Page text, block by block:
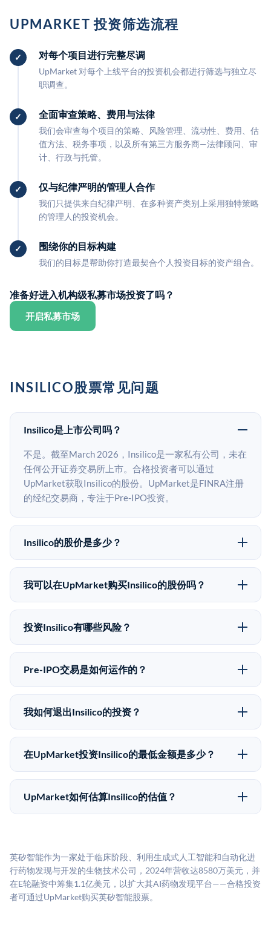
UPMARKET 投资筛选流程
对每个项目进行完整尽调
UpMarket 对每个上线平台的投资机会都进行筛选与独立尽
职调查。
全面审查策略、费用与法律
我们会审查每个项目的策略、风险管理、流动性、费用、估
值方法、税务事项，以及所有第三方服务商—法律顾问、审
计、行政与托管。
仅与纪律严明的管理人合作
我们只提供来自纪律严明、在多种资产类别上采用独特策略
的管理人的投资机会。
围绕你的目标构建
我们的目标是帮助你打造最契合个人投资目标的资产组合。
准备好进入机构级私募市场投资了吗？
开启私募市场
INSILICO股票常见问题
Insilico是上市公司吗？
不是。截至March 2026，Insilico是一家私有公司，未在
任何公开证券交易所上市。合格投资者可以通过
UpMarket获取Insilico的股份。UpMarket是FINRA注册
的经纪交易商，专注于Pre-IPO投资。
Insilico的股价是多少？
Insilico没有公开股价，因为它是一家私有公司。最近的
已知股价来自其最近一轮融资。 二级市场上的Pre-IPO
不同。
我可以在UpMarket购买Insilico的股份吗？
可以。合格投资者可以通过填写本页表单或在
upmarket.co创建账户来表达对Insilico股份的投资意向。
50,000美元。UpMarket是FINRA注册的经纪交易商，
自2019年以来已经纪超过5亿美元的另类投资。
投资Insilico有哪些风险？
Pre-IPO投资存在重大风险。Insilico的股份流动性低，
意味着没有公开市场可以快速出售。不存在确定的退出
好可能全部损失的准备。私有公司的估值在融资轮次之
间可能大幅波动。投资者应在投资前咨询其财务顾问并
Pre-IPO交易是如何运作的？
在Pre-IPO交易中，合格投资者通过二级市场平台从现有
股东（如员工、早期投资者或其他持有人）处购买股
为FINRA注册的经纪交易商促成这些交易，代表双方处
理合规、文件和结算事宜。
我如何退出Insilico的投资？
Pre-IPO持股主要有两种退出途径：在二级市场将股份出
售给其他买家，或持有直到公司完成IPO或被收购。两
市场条件。任何退出的时间都是不可预测的，投资者应
做好多年持有的准备。
在UpMarket投资Insilico的最低金额是多少？
UpMarket上大多数Pre-IPO产品的最低投资金额为
50,000美元。具体金额可能因产品和股份供应情况而有
UpMarket如何估算Insilico的估值？
司可比倍数应用私有公司折扣，以反映流动性不足和信
息不对称。此估值不构成投资建议，可能与实际交易价
格存在重大差异。
英矽智能作为一家处于临床阶段、利用生成式人工智能和自动化进
行药物发现与开发的生物技术公司，2024年营收达8580万美元，并
在E轮融资中筹集1.1亿美元，以扩大其AI药物发现平台——合格投资
者可通过UpMarket购买英矽智能股票。